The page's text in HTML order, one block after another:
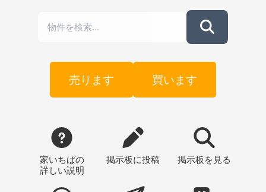
売ります 買います
家いちばの
詳しい説明
掲示板に投稿 掲示板 を見る